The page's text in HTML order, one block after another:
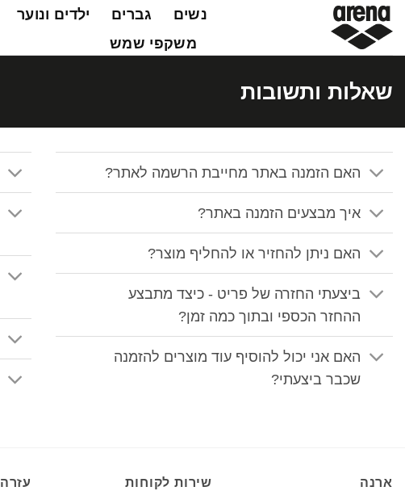
Skip
content
נשים גברים ילדים ונוער
משקפי שמש
שאלות ותשובות
האם הזמנה באתר מחייבת הרשמה לאתר?
איך מבצעים הזמנה באתר?
האם ניתן להחזיר או להחליף מוצר?
ביצעתי החזרה של פריט - כיצד מתבצע
ההחזר הכספי ובתוך כמה זמן?
האם אני יכול להוסיף עוד מוצרים להזמנה
שכבר ביצעתי?
ארנה שירות לקוחות עזרה